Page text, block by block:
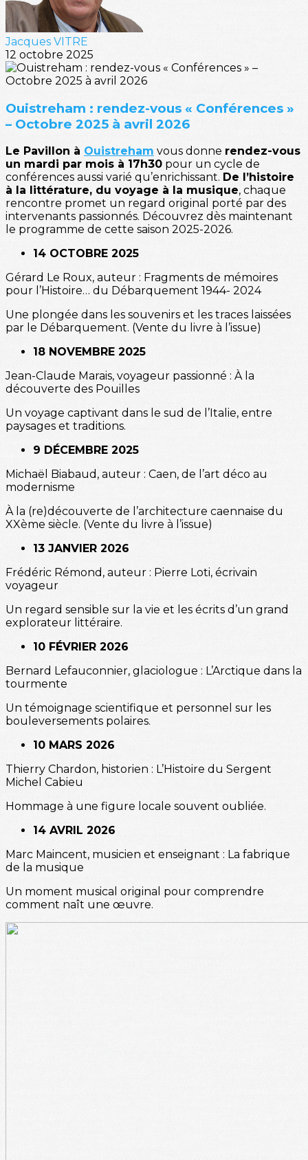
Jacques VITRE
12 octobre 2025
Ouistreham : rendez-vous « Conférences »
– Octobre 2025 à avril 2026
Le Pavillon à Ouistreham vous donne rendez-vous
un mardi par mois à 17h30 pour un cycle de
conférences aussi varié qu’enrichissant. De l’histoire
à la littérature, du voyage à la musique, chaque
rencontre promet un regard original porté par des
intervenants passionnés. Découvrez dès maintenant
le programme de cette saison 2025-2026.
14 OCTOBRE 2025
Gérard Le Roux, auteur : Fragments de mémoires
pour l’Histoire… du Débarquement 1944- 2024
Une plongée dans les souvenirs et les traces laissées
par le Débarquement. (Vente du livre à l’issue)
18 NOVEMBRE 2025
Jean-Claude Marais, voyageur passionné : À la
découverte des Pouilles
Un voyage captivant dans le sud de l’Italie, entre
paysages et traditions.
9 DÉCEMBRE 2025
Michaël Biabaud, auteur : Caen, de l’art déco au
modernisme
À la (re)découverte de l’architecture caennaise du
XXème siècle. (Vente du livre à l’issue)
13 JANVIER 2026
Frédéric Rémond, auteur : Pierre Loti, écrivain
voyageur
Un regard sensible sur la vie et les écrits d’un grand
explorateur littéraire.
10 FÉVRIER 2026
Bernard Lefauconnier, glaciologue : L’Arctique dans la
tourmente
Un témoignage scientifique et personnel sur les
bouleversements polaires.
10 MARS 2026
Thierry Chardon, historien : L’Histoire du Sergent
Michel Cabieu
Hommage à une figure locale souvent oubliée.
14 AVRIL 2026
Marc Maincent, musicien et enseignant : La fabrique
de la musique
Un moment musical original pour comprendre
comment naît une œuvre.